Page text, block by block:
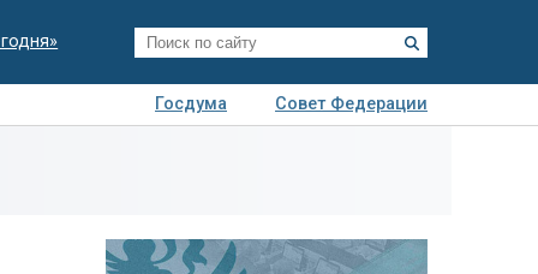
Госдума
Совет Федерации